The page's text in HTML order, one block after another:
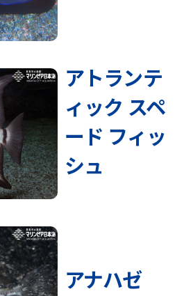
アトランテ
ィック スペ
ード フィッ
シュ
アナハゼ